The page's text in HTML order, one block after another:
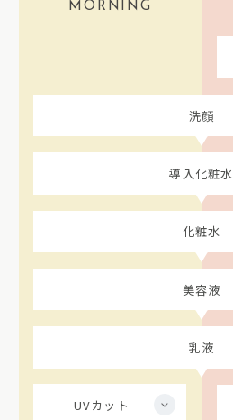
MORNING
洗顔
導入化粧水
化粧水
美容液
乳液
UVカット